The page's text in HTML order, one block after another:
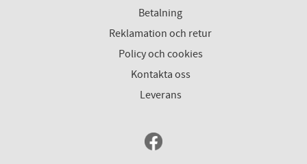
Betalning
Reklamation och retur
Policy och cookies
Kontakta oss
Leverans